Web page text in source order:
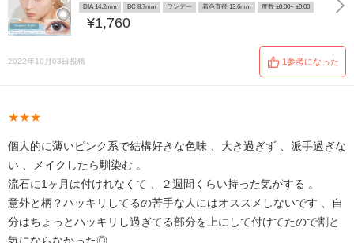
DIA 14.2mm BC 8.7mm ワンデー 着色直径 13.6mm 度数 ±0.00~ ±0.00
¥1,760
2022年10月03日投稿 1参考になった
★★★
個人的に薄いピンク系で結構好きな色味 、大き過ぎず 、派手過ぎな
い 、メイクしたら馴染む 。
流石に1ヶ月は付けれなくて 、２週間くらい持った気がする 。
意外と柄？ハッキリしてるの苦手な人にはオススメしないです 、自
分はちょっとハッキリし過ぎてる部分を上にして付けてたので割と